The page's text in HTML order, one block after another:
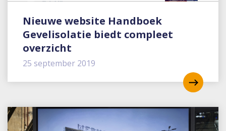
Nieuwe website Handboek
Gevelisolatie biedt compleet
overzicht
25 september 2019